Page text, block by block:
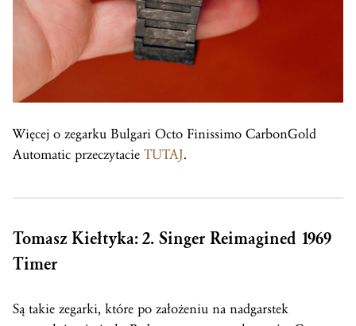
Więcej o zegarku Bulgari Octo Finissimo CarbonGold
Automatic przeczytacie TUTAJ.
Tomasz Kiełtyka: 2. Singer Reimagined 1969
Timer
Są takie zegarki, które po założeniu na nadgarstek